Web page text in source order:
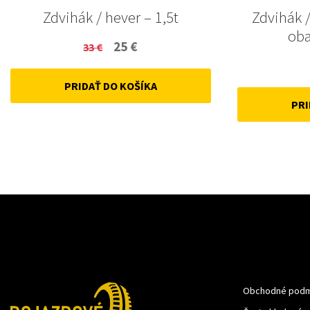
Zdvihák / hever – 1,5t
33€
Original
price
was:
25 €
price
is:
PRIDAŤ DO KOŠÍKA
Zdvihák
Obchodné